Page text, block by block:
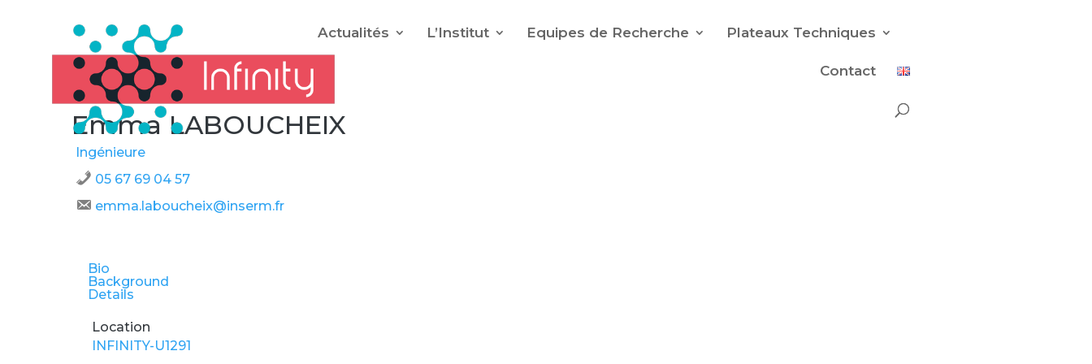
Actualités L’Institut Equipes de Recherche Plateaux Techniques
Contact
Emma LABOUCHEIX
Ingénieure
05 67 69 04 57
emma.laboucheix@inserm.fr
Bio
Background
Details
Location
INFINITY-U1291